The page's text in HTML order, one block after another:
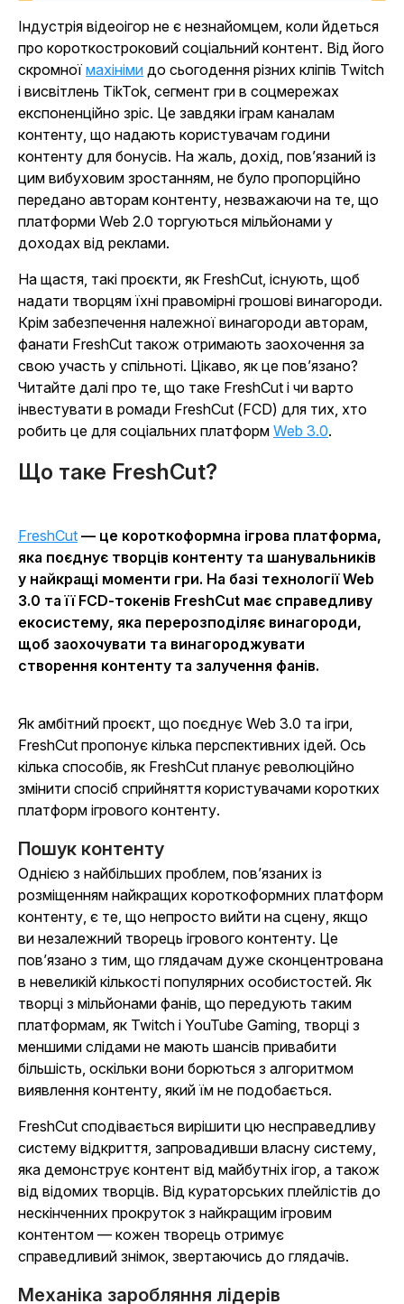
Індустрія відеоігор не є незнайомцем, коли йдеться
про короткостроковий соціальний контент. Від його
скромної махініми до сьогодення різних кліпів Twitch
і висвітлень TikTok, сегмент гри в соцмережах
експоненційно зріс. Це завдяки іграм каналам
контенту, що надають користувачам години
контенту для бонусів. На жаль, дохід, пов’язаний із
цим вибуховим зростанням, не було пропорційно
передано авторам контенту, незважаючи на те, що
платформи Web 2.0 торгуються мільйонами у
доходах від реклами.
На щастя, такі проєкти, як FreshCut, існують, щоб
надати творцям їхні правомірні грошові винагороди.
Крім забезпечення належної винагороди авторам,
фанати FreshCut також отримають заохочення за
свою участь у спільноті. Цікаво, як це пов’язано?
Читайте далі про те, що таке FreshCut і чи варто
інвестувати в ромади FreshCut (FCD) для тих, хто
робить це для соціальних платформ Web 3.0.
Що таке FreshCut?
FreshCut — це короткоформна ігрова платформа,
яка поєднує творців контенту та шанувальників
у найкращі моменти гри. На базі технології Web
3.0 та її FCD-токенів FreshCut має справедливу
екосистему, яка перерозподіляє винагороди,
щоб заохочувати та винагороджувати
створення контенту та залучення фанів.
Як амбітний проєкт, що поєднує Web 3.0 та ігри,
FreshCut пропонує кілька перспективних ідей. Ось
кілька способів, як FreshCut планує революційно
змінити спосіб сприйняття користувачами коротких
платформ ігрового контенту.
Пошук контенту
Однією з найбільших проблем, пов’язаних із
розміщенням найкращих короткоформних платформ
контенту, є те, що непросто вийти на сцену, якщо
ви незалежний творець ігрового контенту. Це
пов’язано з тим, що глядачам дуже сконцентрована
в невеликій кількості популярних особистостей. Як
творці з мільйонами фанів, що передують таким
платформам, як Twitch і YouTube Gaming, творці з
меншими слідами не мають шансів привабити
більшість, оскільки вони борються з алгоритмом
виявлення контенту, який їм не подобається.
FreshCut сподівається вирішити цю несправедливу
систему відкриття, запровадивши власну систему,
яка демонструє контент від майбутніх ігор, а також
від відомих творців. Від кураторських плейлістів до
нескінченних прокруток з найкращим ігровим
контентом — кожен творець отримує
справедливий знімок, звертаючись до глядачів.
Механіка заробляння лідерів